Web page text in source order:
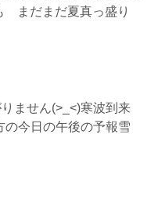
まだまだ夏真っ盛り
ません(>_<)寒波到来
の今日の午後の予報雪